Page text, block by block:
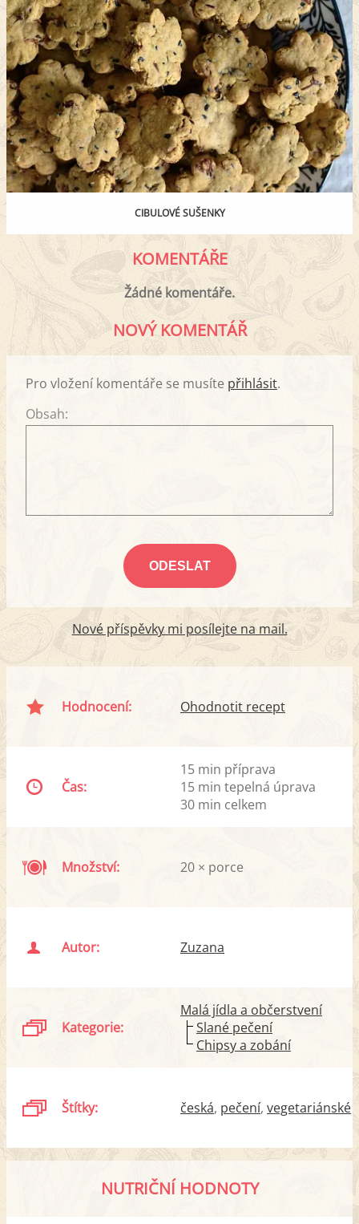
CIBULOVÉ SUŠENKY
KOMENTÁŘE
Žádné komentáře.
NOVÝ KOMENTÁŘ
Pro vložení komentáře se musíte přihlásit.
Obsah:
Nové příspěvky mi posílejte na mail.
Hodnocení: Ohodnotit recept
Čas:
15 min příprava
15 min tepelná úprava
30 min celkem
Množství: 20 × porce
Autor: Zuzana
Kategorie:
Malá jídla a občerstvení
Slané pečení
Chipsy a zobání
Štítky: česká pečení vegetariánské
NUTRIČNÍ HODNOTY